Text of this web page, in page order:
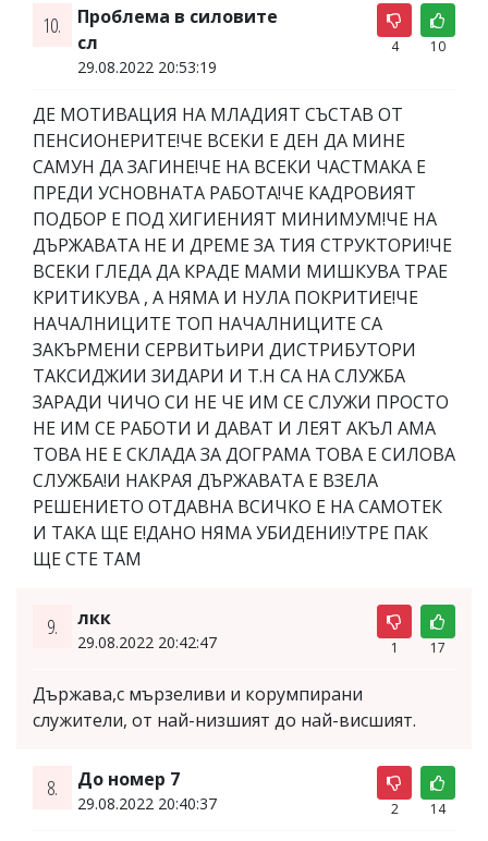
10.
Проблема в силовите
сл
29.08.2022 20:53:19
4 10
ДЕ МОТИВАЦИЯ НА МЛАДИЯТ СЪСТАВ ОТ
ПЕНСИОНЕРИТЕ!ЧЕ ВСЕКИ Е ДЕН ДА МИНЕ
САМУН ДА ЗАГИНЕ!ЧЕ НА ВСЕКИ ЧАСТМАКА Е
ПРЕДИ УСНОВНАТА РАБОТА!ЧЕ КАДРОВИЯТ
ПОДБОР Е ПОД ХИГИЕНИЯТ МИНИМУМ!ЧЕ НА
ДЪРЖАВАТА НЕ И ДРЕМЕ ЗА ТИЯ СТРУКТОРИ!ЧЕ
ВСЕКИ ГЛЕДА ДА КРАДЕ МАМИ МИШКУВА ТРАЕ
КРИТИКУВА , А НЯМА И НУЛА ПОКРИТИЕ!ЧЕ
НАЧАЛНИЦИТЕ ТОП НАЧАЛНИЦИТЕ СА
ЗАКЪРМЕНИ СЕРВИТЬИРИ ДИСТРИБУТОРИ
ТАКСИДЖИИ ЗИДАРИ И Т.Н СА НА СЛУЖБА
ЗАРАДИ ЧИЧО СИ НЕ ЧЕ ИМ СЕ СЛУЖИ ПРОСТО
НЕ ИМ СЕ РАБОТИ И ДАВАТ И ЛЕЯТ АКЪЛ АМА
ТОВА НЕ Е СКЛАДА ЗА ДОГРАМА ТОВА Е СИЛОВА
СЛУЖБА!И НАКРАЯ ДЪРЖАВАТА Е ВЗЕЛА
РЕШЕНИЕТО ОТДАВНА ВСИЧКО Е НА САМОТЕК
И ТАКА ЩЕ Е!ДАНО НЯМА УБИДЕНИ!УТРЕ ПАК
ЩЕ СТЕ ТАМ
9. лкк
29.08.2022 20:42:47 1 17
Държава,с мързеливи и корумпирани
служители, от най-низшият до най-висшият.
8. До номер 7
29.08.2022 20:40:37 2 14